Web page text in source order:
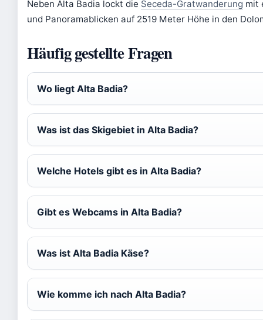
Neben Alta Badia lockt die Seceda-Gratwanderung mit
und Panoramablicken auf 2519 Meter Höhe in den
Häufig gestellte Fragen
Wo liegt Alta Badia?
Was ist das Skigebiet in Alta Badia?
Welche Hotels gibt es in Alta Badia?
Gibt es Webcams in Alta Badia?
Was ist Alta Badia Käse?
Wie komme ich nach Alta Badia?